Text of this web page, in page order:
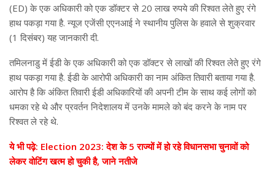
(ED) के एक अधिकारी को एक डॉक्टर से 20 लाख रुपये की रिश्वत लेते हुए रंगे
हाथ पकड़ा गया है. न्यूज एजेंसी एएनआई ने स्थानीय पुलिस के हवाले से शुक्रवार
(1 दिसंबर) यह जानकारी दी.
तमिलनाडु में ईडी के एक अधिकारी को एक डॉक्टर से लाखों की रिश्वत लेते हुए रंगे
हाथ पकड़ा गया है. ईडी के आरोपी अधिकारी का नाम अंकित तिवारी बताया गया है.
आरोप है कि अंकित तिवारी ईडी अधिकारियों की अपनी टीम के साथ कई लोगों को
धमका रहे थे और प्रवर्तन निदेशालय में उनके मामले को बंद करने के नाम पर
रिश्वत ले रहे थे.
ये भी पढ़े: Election 2023: देश के 5 राज्यों में हो रहे विधानसभा चुनावों को
लेकर वोटिंग खत्म हो चुकी है, जाने नतीजे